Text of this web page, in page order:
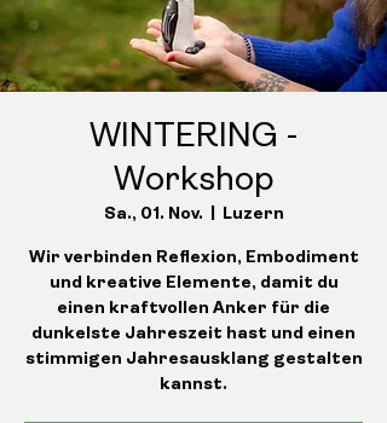
WINTERING -
Workshop
Sa., 01. Nov. Luzern
Wir verbinden Reflexion, Embodiment
und kreative Elemente, damit du
einen kraftvollen Anker für die
dunkelste Jahreszeit hast und einen
stimmigen Jahresausklang gestalten
kannst.